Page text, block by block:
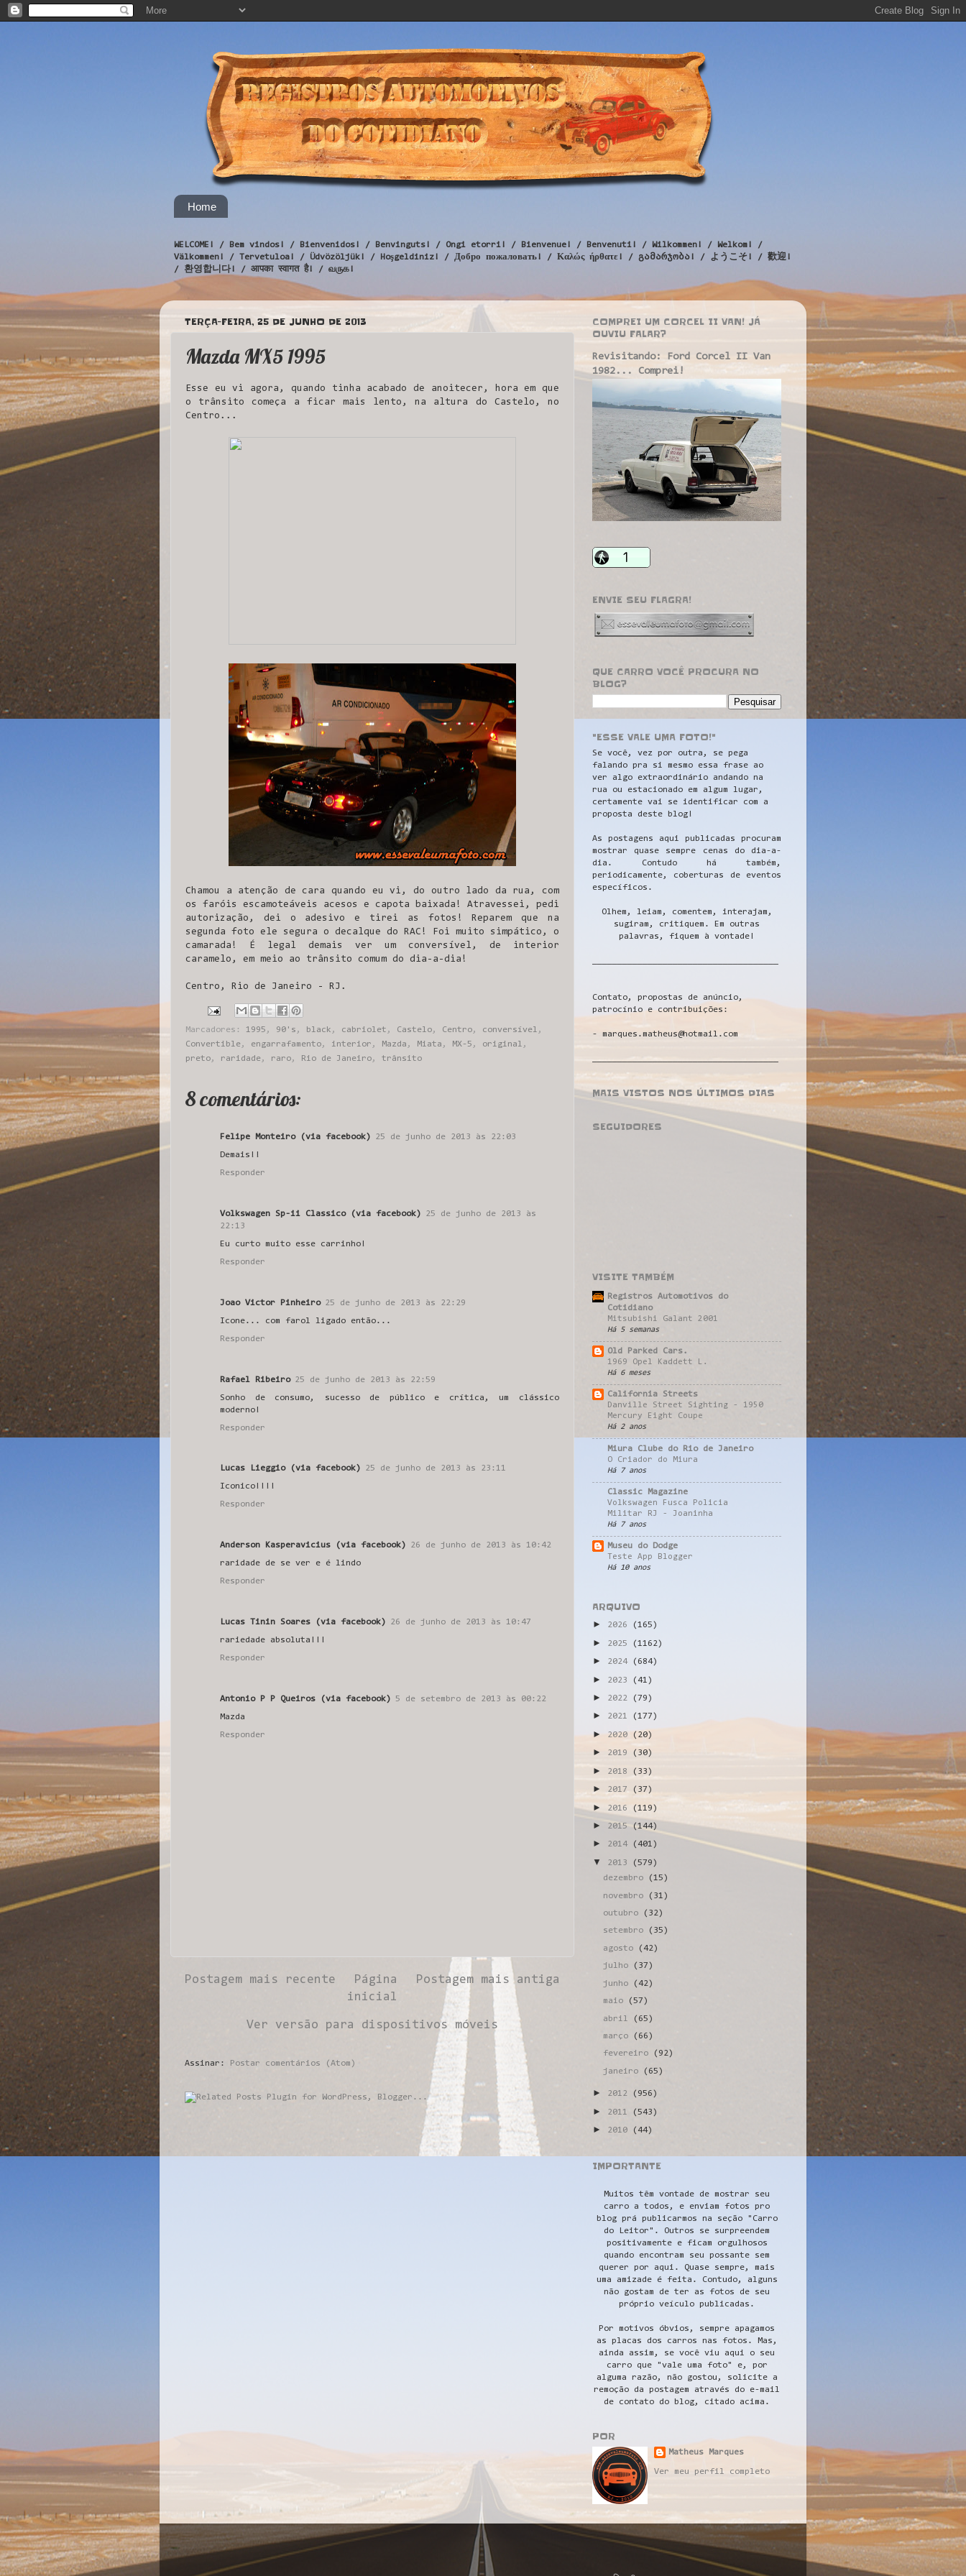
Home
WELCOME! / Bem vindos! / Bienvenidos! / Benvinguts! / Ongi etorri! / Bienvenue! / Benvenuti! / Wilkommen! / Welkom! /
Välkommen! / Tervetuloa! / Üdvözöljük! / Hoşgeldiniz! / Добро пожаловать! / Καλώς ήρθατε! / გამარჯობა! / ようこそ! / 歡迎!
/ 환영합니다! / आपका स्वागत है! / வருக!
TERÇA-FEIRA, 25 DE JUNHO DE 2013
Mazda MX5 1995
Esse eu vi agora, quando tinha acabado de anoitecer, hora em que
o trânsito começa a ficar mais lento, na altura do Castelo, no
Centro...
Chamou a atenção de cara quando eu vi, do outro lado da rua, com
os faróis escamoteáveis acesos e capota baixada! Atravessei, pedi
autorização, dei o adesivo e tirei as fotos! Reparem que na
segunda foto ele segura o decalque do RAC! Foi muito simpático, o
camarada! É legal demais ver um conversível, de interior
caramelo, em meio ao trânsito comum do dia-a-dia!
Centro, Rio de Janeiro - RJ.
Marcadores: 1995 , 90's , black , cabriolet , Castelo, Centro, conversível ,
Convertible, engarrafamento, interior , Mazda , Miata , MX-5 , original ,
preto, raridade, raro, Rio de Janeiro, trânsito
8 comentários:
Felipe Monteiro (via facebook) 25 de junho de 2013 às 22:03
Demais!!
Responder
Volkswagen Sp-ii Classico (via facebook)
25 de junho de 2013 às
22:13
Eu curto muito esse carrinho!
Responder
Joao Victor Pinheiro 25 de junho de 2013 às 22:29
Icone... com farol ligado então...
Responder
Rafael Ribeiro 25 de junho de 2013 às 22:59
Sonho de consumo, sucesso de público e crítica, um clássico
moderno!
Responder
Lucas Lieggio (via facebook) 25 de junho de 2013 às 23:11
Iconico!!!!
Responder
Anderson Kasperavicius (via facebook) 26 de junho de 2013 às 10:42
raridade de se ver e é lindo
Responder
Lucas Tinin Soares (via facebook) 26 de junho de 2013 às 10:47
rariedade absoluta!!!
Responder
Antonio P P Queiros (via facebook) 5 de setembro de 2013 às 00:22
Mazda
Responder
Postagem mais recente Postagem mais antiga
Página
inicial
Ver versão para dispositivos móveis
Assinar: Postar comentários (Atom)
COMPREI UM CORCEL II VAN! JÁ
OUVIU FALAR?
Revisitando: Ford Corcel II Van
1982... Comprei!
ENVIE SEU FLAGRA!
QUE CARRO VOCÊ PROCURA NO
BLOG?
"ESSE VALE UMA FOTO!"
Se você, vez por outra, se pega
falando pra si mesmo essa frase ao
ver algo extraordinário andando na
rua ou estacionado em algum lugar,
certamente vai se identificar com a
proposta deste blog!
As postagens aqui publicadas procuram
mostrar quase sempre cenas do dia-a-
dia. Contudo há também,
periodicamente, coberturas de eventos
específicos.
Olhem, leiam, comentem, interajam,
sugiram, critiquem. Em outras
palavras, fiquem à vontade!
Contato, propostas de anúncio,
patrocínio e contribuições:
- marques.matheus@hotmail.com
MAIS VISTOS NOS ÚLTIMOS DIAS
SEGUIDORES
VISITE TAMBÉM
Registros Automotivos do
Cotidiano
Mitsubishi Galant 2001
Há 5 semanas
Old Parked Cars.
1969 Opel Kaddett L.
Há 6 meses
California Streets
Danville Street Sighting - 1950
Mercury Eight Coupe
Há 2 anos
Miura Clube do Rio de Janeiro
O Criador do Miura
Há 7 anos
Classic Magazine
Volkswagen Fusca Policia
Militar RJ - Joaninha
Há 7 anos
Museu do Dodge
Teste App Blogger
Há 10 anos
ARQUIVO
► 2026 (165)
► 2025 (1162)
► 2024 (684)
► 2023 (41)
► 2022 (79)
► 2021 (177)
► 2020 (20)
► 2019 (30)
► 2018 (33)
► 2017 (37)
► 2016 (119)
► 2015(144)
► 2014 (401)
▼ 2013
(579)
dezembro
(15)
novembro (31)
outubro (32)
setembro (35)
agosto (42)
julho (37)
junho (42)
maio (57)
abril (65)
março (66)
fevereiro (92)
janeiro (65)
► 2012 (956)
► 2011 (543)
► 2010 (44)
IMPORTANTE
Muitos têm vontade de mostrar seu
carro a todos, e enviam fotos pro
blog prá publicarmos na seção "Carro
do Leitor". Outros se surpreendem
positivamente e ficam orgulhosos
quando encontram seu possante sem
querer por aqui. Quase sempre, mais
uma amizade é feita. Contudo, alguns
não gostam de ter as fotos de seu
próprio veículo publicadas.
Por motivos óbvios, sempre apagamos
as placas dos carros nas fotos. Mas,
ainda assim, se você viu aqui o seu
carro que "vale uma foto" e, por
alguma razão, não gostou, solicite a
remoção da postagem através do e-mail
de contato do blog, citado acima.
POR
Matheus Marques
Ver meu perfil completo